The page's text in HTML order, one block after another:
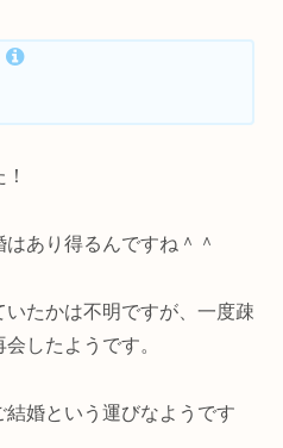
あり得るんですね＾＾
たかは不明ですが、一度疎
したようです。
婚という運びなようです